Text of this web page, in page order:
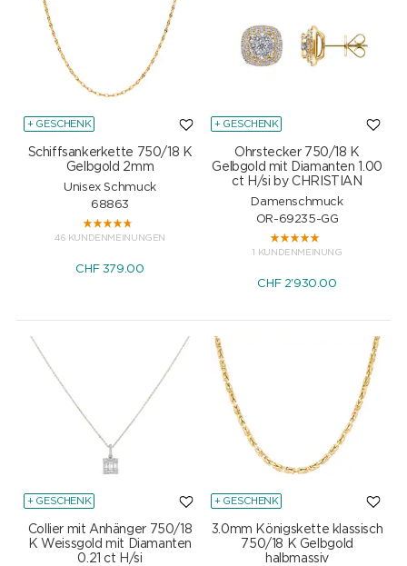
+ GESCHENK
Schiffsankerkette 750/18 K
Gelbgold 2mm
Unisex Schmuck
68863
46 KUNDENMEINUNGEN
CHF 379.00
+ GESCHENK
Ohrstecker 750/18 K
Gelbgold mit Diamanten 1.00
ct H/si by CHRISTIAN
Damenschmuck
OR-69235-GG
1 KUNDENMEINUNG
CHF 2'930.00
+ GESCHENK
Collier mit Anhänger 750/18
K Weissgold mit Diamanten
0.21 ct H/si
+ GESCHENK
3.0mm Königskette klassisch
750/18 K Gelbgold
halbmassiv